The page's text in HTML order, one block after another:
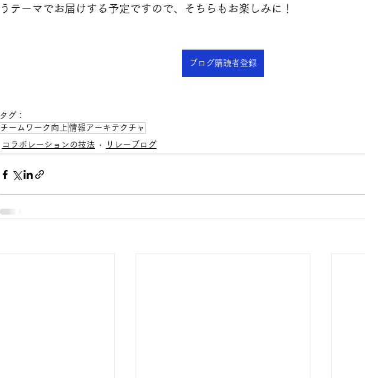
うテーマでお届けする予定ですので、そちらもお楽しみに！
ブログ購読者登録
タグ：
チームワーク向上 情報アーキテクチャ
コラボレーションの技法
リレーブログ